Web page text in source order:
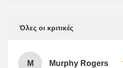
Όλες οι κριτικές
M Murphy Rogers